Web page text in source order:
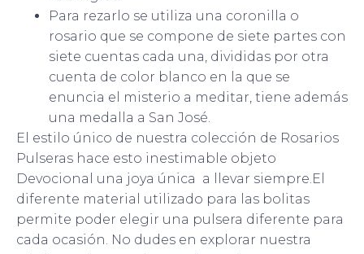
Para rezarlo se utiliza una coronilla o
rosario que se compone de siete partes con
siete cuentas cada una, divididas por otra
cuenta de color blanco en la que se
enuncia el misterio a meditar, tiene además
una medalla a San José.
El estilo único de nuestra colección de Rosarios
Pulseras hace esto inestimable objeto
Devocional una joya única a llevar siempre.El
diferente material utilizado para las bolitas
permite poder elegir una pulsera diferente para
cada ocasión. No dudes en explorar nuestra